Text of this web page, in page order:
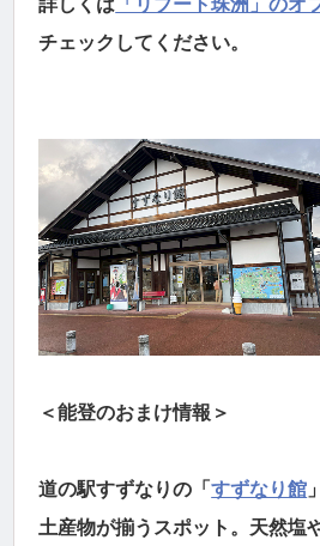
チェックしてください。
＜能登のおまけ情報＞
道の駅すずなりの「すずなり館
土産物が揃うスポット。天然塩